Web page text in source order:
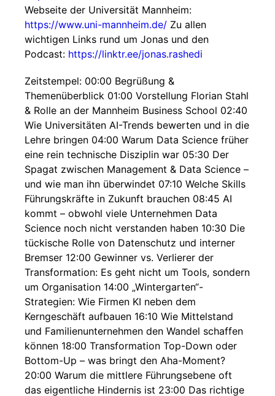
Webseite der Universität Mannheim:
https://www.uni-mannheim.de/ Zu allen
wichtigen Links rund um Jonas und den
Podcast: https://linktr.ee/jonas.rashedi
Zeitstempel: 00:00 Begrüßung &
Themenüberblick 01:00 Vorstellung Florian Stahl
& Rolle an der Mannheim Business School 02:40
Wie Universitäten AI-Trends bewerten und in die
Lehre bringen 04:00 Warum Data Science früher
eine rein technische Disziplin war 05:30 Der
Spagat zwischen Management & Data Science –
und wie man ihn überwindet 07:10 Welche Skills
Führungskräfte in Zukunft brauchen 08:45 AI
kommt – obwohl viele Unternehmen Data
Science noch nicht verstanden haben 10:30 Die
tückische Rolle von Datenschutz und interner
Bremser 12:00 Gewinner vs. Verlierer der
Transformation: Es geht nicht um Tools, sondern
um Organisation 14:00 „Wintergarten“-
Strategien: Wie Firmen KI neben dem
Kerngeschäft aufbauen 16:10 Wie Mittelstand
und Familienunternehmen den Wandel schaffen
können 18:00 Transformation Top-Down oder
Bottom-Up – was bringt den Aha-Moment?
20:00 Warum die mittlere Führungsebene oft
das eigentliche Hindernis ist 23:00 Das richtige